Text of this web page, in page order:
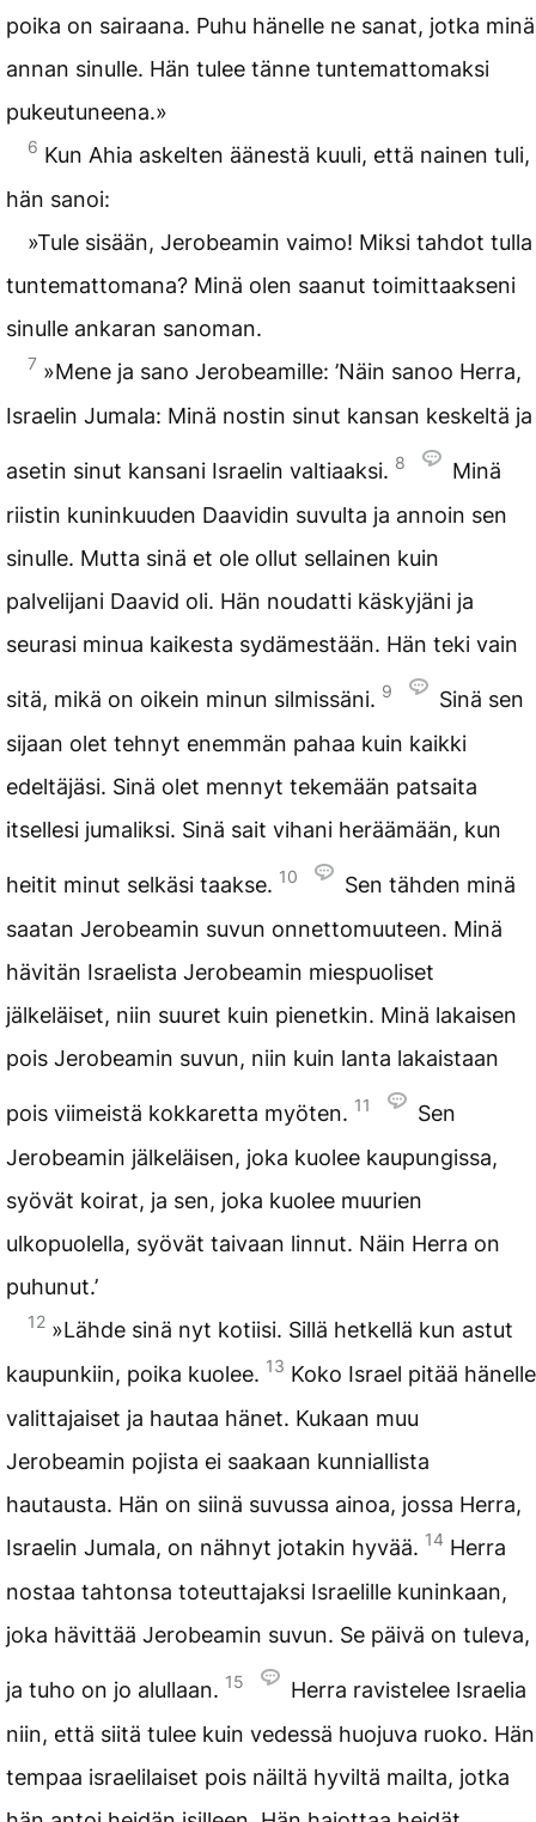
poika on sairaana. Puhu hänelle ne sanat, jotka minä
annan sinulle. Hän tulee tänne tuntemattomaksi
pukeutuneena.»
6 Kun Ahia askelten äänestä kuuli, että nainen tuli,
hän sanoi:
»Tule sisään, Jerobeamin vaimo! Miksi tahdot tulla
tuntemattomana? Minä olen saanut toimittaakseni
sinulle ankaran sanoman.
7 »Mene ja sano Jerobeamille: ’Näin sanoo Herra,
Israelin Jumala: Minä nostin sinut kansan keskeltä ja
asetin sinut kansani Israelin valtiaaksi. 8
Minä
riistin kuninkuuden Daavidin suvulta ja annoin sen
sinulle. Mutta sinä et ole ollut sellainen kuin
palvelijani Daavid oli. Hän noudatti käskyjäni ja
seurasi minua kaikesta sydämestään. Hän teki vain
sitä, mikä on oikein minun silmissäni. 9
Sinä sen
sijaan olet tehnyt enemmän pahaa kuin kaikki
edeltäjäsi. Sinä olet mennyt tekemään patsaita
itsellesi jumaliksi. Sinä sait vihani heräämään, kun
heitit minut selkäsi taakse. 10
Sen tähden minä
saatan Jerobeamin suvun onnettomuuteen. Minä
hävitän Israelista Jerobeamin miespuoliset
jälkeläiset, niin suuret kuin pienetkin. Minä lakaisen
pois Jerobeamin suvun, niin kuin lanta lakaistaan
pois viimeistä kokkaretta myöten. 11
Sen
Jerobeamin jälkeläisen, joka kuolee kaupungissa,
syövät koirat, ja sen, joka kuolee muurien
ulkopuolella, syövät taivaan linnut. Näin Herra on
puhunut.’
12 »Lähde sinä nyt kotiisi. Sillä hetkellä kun astut
kaupunkiin, poika kuolee. 13 Koko Israel pitää hänelle
valittajaiset ja hautaa hänet. Kukaan muu
Jerobeamin pojista ei saakaan kunniallista
hautausta. Hän on siinä suvussa ainoa, jossa Herra,
Israelin Jumala, on nähnyt jotakin hyvää. 14 Herra
nostaa tahtonsa toteuttajaksi Israelille kuninkaan,
joka hävittää Jerobeamin suvun. Se päivä on tuleva,
ja tuho on jo alullaan. 15
Herra ravistelee Israelia
niin, että siitä tulee kuin vedessä huojuva ruoko. Hän
tempaa israelilaiset pois näiltä hyviltä mailta, jotka